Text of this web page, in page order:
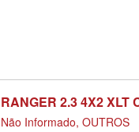
RANGER 2.3 4X2 XLT
Não Informado, OUTROS